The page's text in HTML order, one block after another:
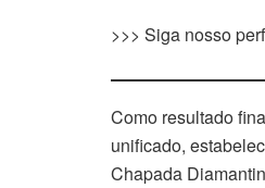
>>> Siga nosso
Como resultado
unificado,
Chapada